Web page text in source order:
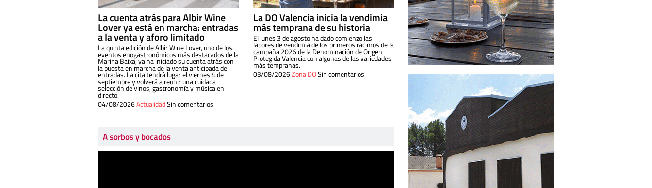
La cuenta atrás para Albir Wine
Lover ya está en marcha: entradas
a la venta y aforo limitado
La quinta edición de Albir Wine Lover, uno de los
eventos enogastronómicos más destacados de la
Marina Baixa, ya ha iniciado su cuenta atrás con
la puesta en marcha de la venta anticipada de
entradas. La cita tendrá lugar el viernes 4 de
septiembre y volverá a reunir una cuidada
selección de vinos, gastronomía y música en
directo.
04/08/2026ActualidadSin comentarios
La DO Valencia inicia la vendimia
más temprana de su historia
El lunes 3 de agosto ha dado comienzo las
labores de vendimia de los primeros racimos de la
campaña 2026 de la Denominación de Origen
Protegida Valencia con algunas de las variedades
más tempranas.
03/08/2026Zona DOSin comentarios
A sorbos y bocados